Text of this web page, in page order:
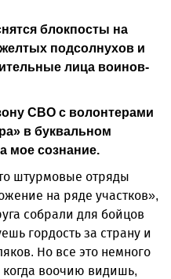
блокпосты на
подсолнухов и
лица воинов-
СВО с волонтерами
в буквальном
мое сознание.
штурмовые отряды
на ряде участков»,
собрали для бойцов
гордость за страну и
Но все это немного
когда воочию видишь,